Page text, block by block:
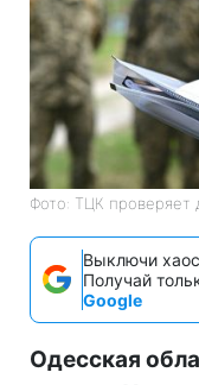
Фото: ТЦК проверяет
Выключи
Получай
Google
Одесская